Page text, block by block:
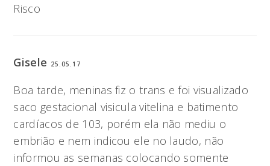
Risco
Gisele 25.05.17
Boa tarde, meninas fiz o trans e foi visualizado
saco gestacional visicula vitelina e batimento
cardíacos de 103, porém ela não mediu o
embrião e nem indicou ele no laudo, não
informou as semanas colocando somente